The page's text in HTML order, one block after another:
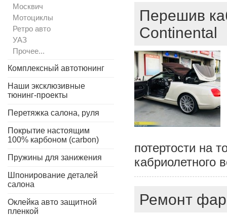
Москвич
Мотоциклы
Ретро авто
УАЗ
Прочее...
Комплексный автотюнинг
Наши эксклюзивные
тюнинг-проекты
Перетяжка салона, руля
Покрытие настоящим
100% карбоном (carbon)
Пружины для занижения
Шпонирование деталей
салона
Оклейка авто защитной
пленкой
Перешив
Continental
потертости на
кабриолетного
Ремонт